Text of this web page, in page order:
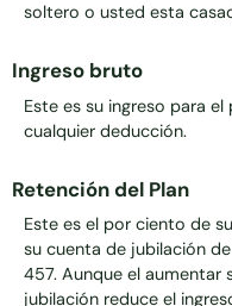
soltero o usted esta
Ingreso bruto
Este es su ingreso para
cualquier deducción.
Retención del Plan
Este es el por ciento de
su cuenta de jubilación
457. Aunque el aumentar
jubilación reduce el